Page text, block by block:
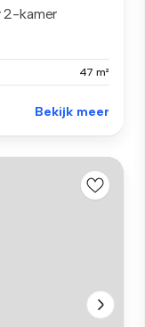
2-kamer
47 m²
Bekijk meer